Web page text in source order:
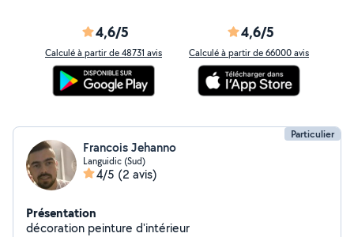
4,6/5
Calculé à partir de 48731 avis
4,6/5
Calculé à partir de 66000 avis
Particulier
Francois Jehanno
Languidic (Sud)
4/5 (2 avis)
Présentation
décoration peinture d'intérieur